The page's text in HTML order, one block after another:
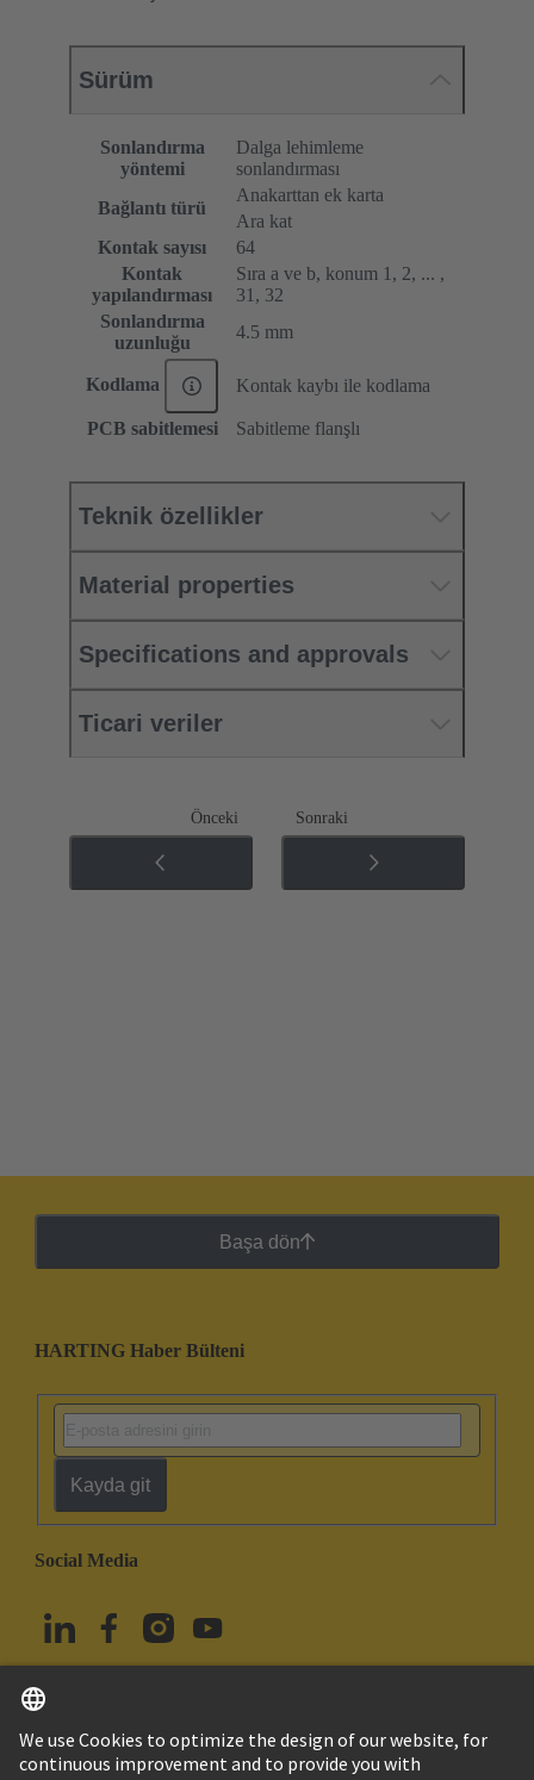
Sürüm
Sonlandırma
yöntemi
Dalga lehimleme
sonlandırması
Bağlantı türü
Anakarttan ek karta
Ara kat
Kontak sayısı
64
Kontak
yapılandırması
Sıra a ve b, konum 1, 2, ... ,
31, 32
Sonlandırma
uzunluğu
4.5 mm
Kodlama Kontak kaybı ile kodlama
PCB sabitlemesi Sabitleme flanşlı
Teknik özellikler
Material properties
Specifications and approvals
Ticari veriler
Önceki Sonraki
Başa dön
HARTING Haber Bülteni
Kayda git
Social Media
Türkiye Türkçe